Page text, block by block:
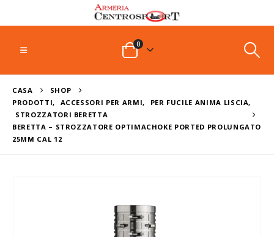
0
CASA
SHOP
PRODOTTI, ACCESSORI PER ARMI, PER FUCILE ANIMA LISCIA,
STROZZATORI BERETTA
BERETTA – STROZZATORE OPTIMACHOKE PORTED PROLUNGATO
25MM CAL 12